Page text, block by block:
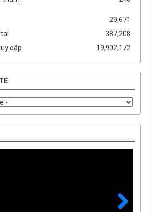
29,671
387,208
cập
19,902,172